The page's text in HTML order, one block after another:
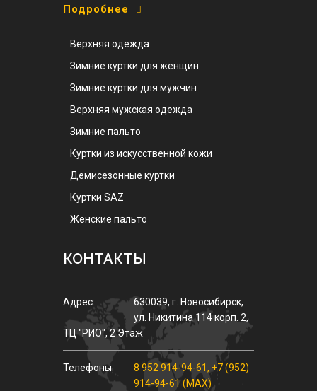
Подробнее
Верхняя одежда
Зимние куртки для женщин
Зимние куртки для мужчин
Верхняя мужская одежда
Зимние пальто
Куртки из искусственной кожи
Демисезонные куртки
Куртки SAZ
Женские пальто
КОНТАКТЫ
Адрес: 630039, г. Новосибирск,
ул. Никитина 114 корп. 2,
ТЦ "РИО", 2 Этаж
Телефоны: 8 952 914-94-61, +7 (952)
914-94-61 (MAX)